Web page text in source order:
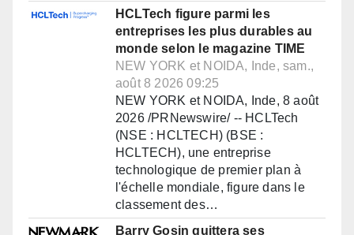
HCLTech figure parmi les
entreprises les plus durables au
monde selon le magazine TIME
NEW YORK et NOIDA, Inde, sam.,
août 8 2026 09:25
NEW YORK et NOIDA, Inde, 8 août
2026 /PRNewswire/ -- HCLTech
(NSE : HCLTECH) (BSE :
HCLTECH), une entreprise
technologique de premier plan à
l'échelle mondiale, figure dans le
classement des…
Barry Gosin quittera ses